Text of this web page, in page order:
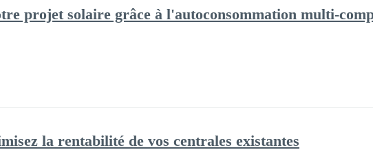
projet solaire grâce à l'autoconsommation multi-
la rentabilité de vos centrales existantes